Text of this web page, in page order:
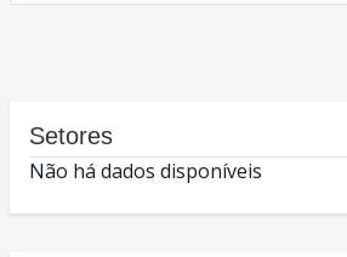
Setores
Não há dados disponíveis